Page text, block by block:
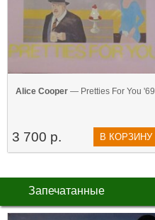
Alice Cooper — Pretties For You '69
3 700 р. В КОРЗИНУ
Запечатанные